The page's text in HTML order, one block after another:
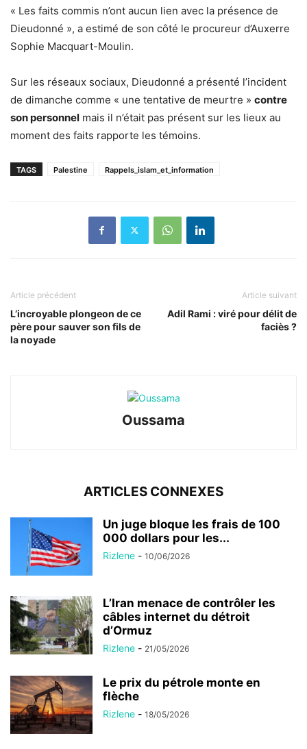
« Les faits commis n’ont aucun lien avec la présence de
Dieudonné », a estimé de son côté le procureur d’Auxerre
Sophie Macquart-Moulin.
Sur les réseaux sociaux, Dieudonné a présenté l’incident
de dimanche comme « une tentative de meurtre » contre
son personnel mais il n’était pas présent sur les lieux au
moment des faits rapporte les témoins.
TAGS Palestine Rappels_islam_et_information
Article précédent
L’incroyable plongeon de ce
père pour sauver son fils de
la noyade
Article suivant
Adil Rami : viré pour délit de
faciès ?
Oussama
ARTICLES CONNEXES
Un juge bloque les frais de 100
000 dollars pour les...
Rizlene - 10/06/2026
L’Iran menace de contrôler les
câbles internet du détroit
d’Ormuz
Rizlene - 21/05/2026
Le prix du pétrole monte en
flèche
Rizlene - 18/05/2026